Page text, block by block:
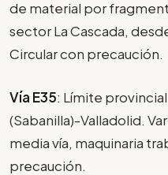
de material por
sector La Cascada,
Circular con precaución.
Vía E35: Límite
(Sabanilla)-Valladolid.
media vía, maquinaria
precaución.